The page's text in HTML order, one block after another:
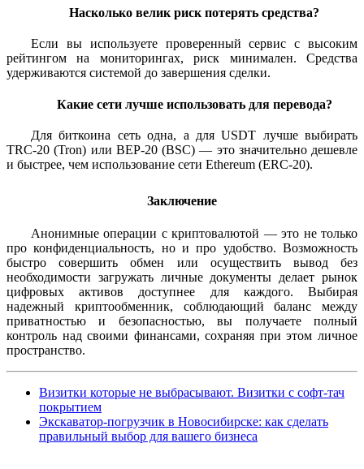
Насколько велик риск потерять средства?
Если вы используете проверенный сервис с высоким
рейтингом на мониторингах, риск минимален. Средства
удерживаются системой до завершения сделки.
Какие сети лучше использовать для перевода?
Для биткоина сеть одна, а для USDT лучше выбирать
TRC-20 (Tron) или BEP-20 (BSC) — это значительно дешевле
и быстрее, чем использование сети Ethereum (ERC-20).
Заключение
Анонимные операции с криптовалютой — это не только
про конфиденциальность, но и про удобство. Возможность
быстро совершить обмен или осуществить вывод без
необходимости загружать личные документы делает рынок
цифровых активов доступнее для каждого. Выбирая
надежный криптообменник, соблюдающий баланс между
приватностью и безопасностью, вы получаете полный
контроль над своими финансами, сохраняя при этом личное
пространство.
Визитки которые не выбрасывают. Визитки с софт-тач
покрытием
Экскаватор-погрузчик в Новосибирске: как сделать
правильный выбор для вашего бизнеса